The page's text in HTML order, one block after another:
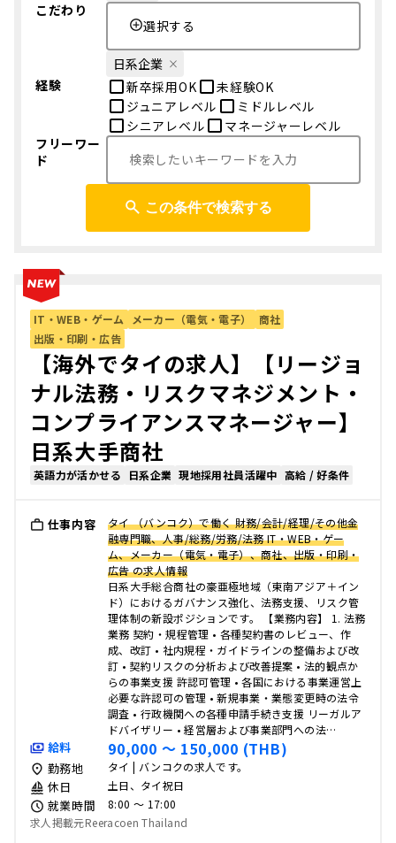
こだわり
選択する
日系企業
経験
新卒採用OK
未経験OK
ジュニアレベル
ミドルレベル
シニアレベル
マネージャーレベル
フリーワー
ド
この条件で検索する
IT・WEB・ゲーム メーカー（電気・電子）
商社
出版・印刷・広告
【海外でタイの求人】【リージョ
ナル法務・リスクマネジメント・
コンプライアンスマネージャー】
日系大手商社
英語力が活かせる 日系企業 現地採用社員活躍中 高給 / 好条件
仕事内容
タイ （バンコク）で働く 財務/会計/経理/その他金
融専門職、人事/総務/労務/法務 IT・WEB・ゲー
ム、メーカー（電気・電子）、商社、出版・印刷・
広告 の求人情報
日系大手総合商社の豪亜極地域（東南アジア＋イン
ド）におけるガバナンス強化、法務支援、リスク管
理体制の新設ポジションです。 【業務内容】 1. 法務
業務 契約・規程管理 • 各種契約書のレビュー、作
成、改訂 • 社内規程・ガイドラインの整備および改
訂 • 契約リスクの分析および改善提案 • 法的観点か
らの事業支援 許認可管理 • 各国における事業運営上
必要な許認可の管理 • 新規事業・業態変更時の法令
調査 • 行政機関への各種申請手続き支援 リーガルア
ドバイザリー • 経営層および事業部門への法…
給料 90,000 〜 150,000 (THB)
勤務地 タイ | バンコクの求人です。
休日 土日、タイ祝日
就業時間
8:00 〜 17:00
求人掲載元Reeracoen Thailand